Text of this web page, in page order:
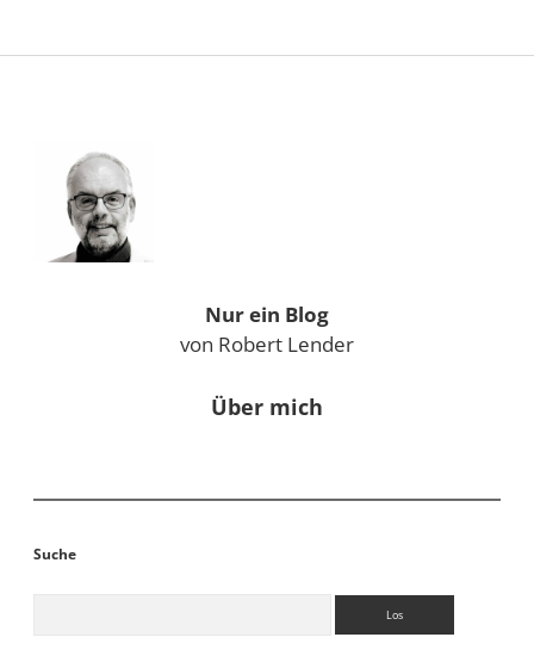
Sidebar
Nur ein Blog
von Robert Lender
Über mich
Suche